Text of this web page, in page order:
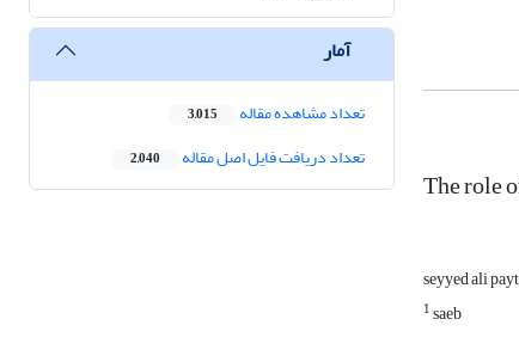
The role
seyyed ali
1saeb
آمار
تعداد مشاهده مقاله 3,015
تعداد دریافت فایل اصل مقاله 2,040